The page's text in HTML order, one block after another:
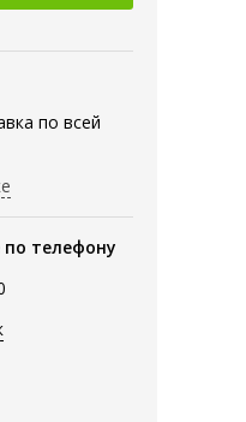
по всей
телефону